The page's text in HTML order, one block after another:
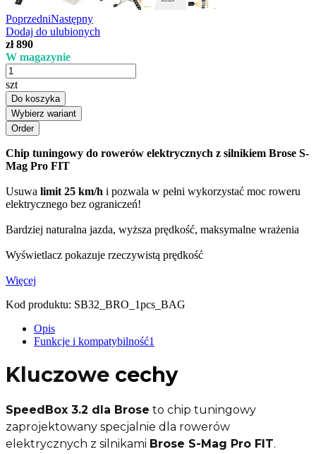
PoprzedniNastępny
Dodaj do ulubionych
zł 890
W magazynie
szt
Do koszyka
Wybierz wariant
Chip tuningowy do rowerów elektrycznych z silnikiem Brose S-
Mag Pro FIT
Usuwa limit 25 km/h i pozwala w pełni wykorzystać moc roweru
elektrycznego bez ograniczeń!
Bardziej naturalna jazda, wyższa prędkość, maksymalne wrażenia
Wyświetlacz pokazuje rzeczywistą prędkość
Więcej
Kod produktu: SB32_BRO_1pcs_BAG
Opis
Funkcje i kompatybilność1
Kluczowe cechy
SpeedBox 3.2 dla Brose to chip tuningowy
zaprojektowany specjalnie dla rowerów
elektrycznych z silnikami Brose S-Mag Pro FIT.